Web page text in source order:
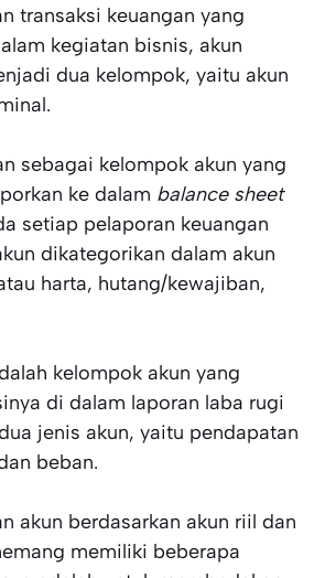
transaksi keuangan yang
kegiatan bisnis, akun
dua kelompok, yaitu akun
sebagai kelompok akun yang
ke dalam balance sheet
setiap pelaporan keuangan
dikategorikan dalam akun
harta, hutang/kewajiban,
kelompok akun yang
di dalam laporan laba rugi
jenis akun, yaitu pendapatan
beban.
akun berdasarkan akun riil dan
memiliki beberapa